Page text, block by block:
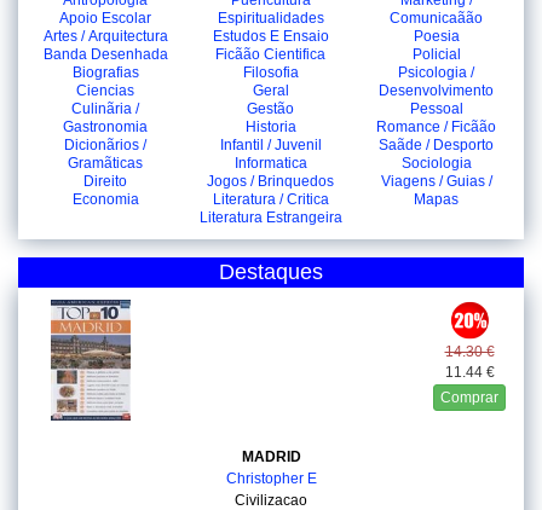
Apoio Escolar
Artes / Arquitectura
Banda Desenhada
Biografias
Ciencias
Culinãria /
Gastronomia
Dicionãrios /
Gramãticas
Direito
Economia
Espiritualidades
Estudos E Ensaio
Ficãão Cientifica
Filosofia
Geral
Gestão
Historia
Infantil / Juvenil
Informatica
Jogos / Brinquedos
Literatura / Critica
Literatura Estrangeira
Comunicaãão
Poesia
Policial
Psicologia /
Desenvolvimento
Pessoal
Romance / Ficãão
Saãde / Desporto
Sociologia
Viagens / Guias /
Mapas
Destaques
14.30 €
11.44 €
Comprar
MADRID
Christopher E
Civilizacao